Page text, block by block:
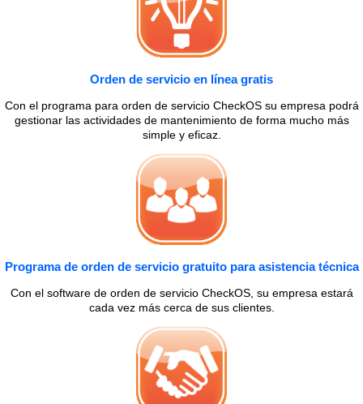
Orden de servicio en línea gratis
Con el programa para orden de servicio CheckOS su empresa podrá
gestionar las actividades de mantenimiento de forma mucho más
simple y eficaz.
Programa de orden de servicio gratuito para asistencia técnica
Con el software de orden de servicio CheckOS, su empresa estará
cada vez más cerca de sus clientes.